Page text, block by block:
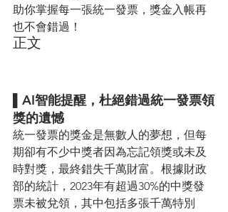
助你掌握每一張統一發票，獎金入帳再
也不會錯過！
正文
▌AI智能提醒，杜絕錯過統一發票領
獎的遺憾
統一發票的獎金是無數人的夢想，但每
期卻有不少中獎者因為忘記領獎或未及
時對獎，最終錯失千萬財富。根據財政
部的統計，2023年有超過30%的中獎發
票未被兌領，其中包括多張千萬特別